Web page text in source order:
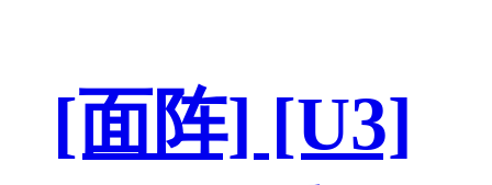
[面阵] [U3]